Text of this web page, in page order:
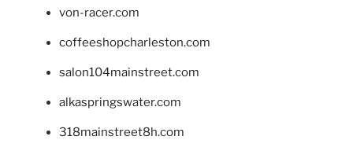
von-racer.com
coffeeshopcharleston.com
salon104mainstreet.com
alkaspringswater.com
318mainstreet8h.com